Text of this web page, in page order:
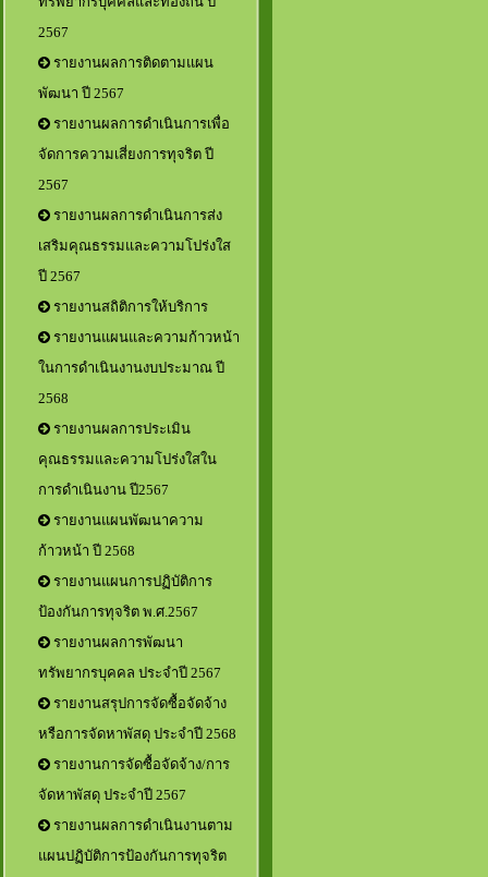
2567
รายงานผลการติดตามแผน
พัฒนา ปี 2567
รายงานผลการดำเนินการเพื่อ
จัดการความเสี่ยงการทุจริต ปี
2567
รายงานผลการดำเนินการส่ง
เสริมคุณธรรมและความโปร่งใส
ปี 2567
รายงานสถิติการให้บริการ
รายงานแผนและความก้าวหน้า
ในการดำเนินงานงบประมาณ ปี
2568
รายงานผลการประเมิน
คุณธรรมและความโปร่งใสใน
การดำเนินงาน ปี2567
รายงานแผนพัฒนาความ
ก้าวหน้า ปี 2568
รายงานแผนการปฏิบัติการ
ป้องกันการทุจริต พ.ศ.2567
รายงานผลการพัฒนา
ทรัพยากรบุคคล ประจำปี 2567
รายงานสรุปการจัดซื้อจัดจ้าง
หรือการจัดหาพัสดุ ประจำปี 2568
รายงานการจัดซื้อจัดจ้าง/การ
จัดหาพัสดุ ประจำปี 2567
รายงานผลการดำเนินงานตาม
แผนปฏิบัติการป้องกันการทุจริต